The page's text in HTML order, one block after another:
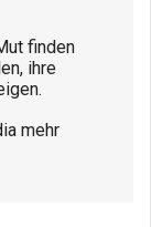
finden
ihre
mehr